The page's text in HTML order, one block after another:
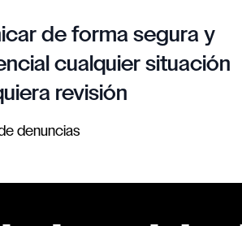
de forma segura y
cualquier situación
revisión
denuncias